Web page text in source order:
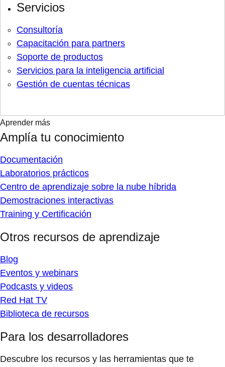
Servicios
Consultoría
Capacitación para partners
Soporte de productos
Servicios para la inteligencia artificial
Gestión de cuentas técnicas
Aprender más
Amplía tu conocimiento
Documentación
Laboratorios prácticos
Centro de aprendizaje sobre la nube híbrida
Demostraciones interactivas
Training y Certificación
Otros recursos de aprendizaje
Blog
Eventos y webinars
Podcasts y videos
Red Hat TV
Biblioteca de recursos
Para los desarrolladores
Descubre los recursos y las herramientas que te